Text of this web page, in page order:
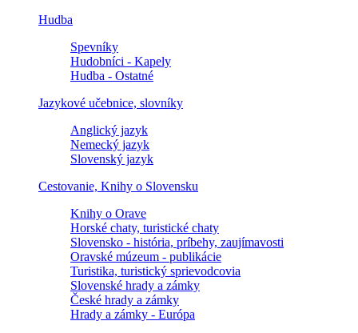
Hudba
Spevníky
Hudobníci - Kapely
Hudba - Ostatné
Jazykové učebnice, slovníky
Anglický jazyk
Nemecký jazyk
Slovenský jazyk
Cestovanie, Knihy o Slovensku
Knihy o Orave
Horské chaty, turistické chaty
Slovensko - história, príbehy, zaujímavosti
Oravské múzeum - publikácie
Turistika, turistický sprievodcovia
Slovenské hrady a zámky
České hrady a zámky
Hrady a zámky - Európa